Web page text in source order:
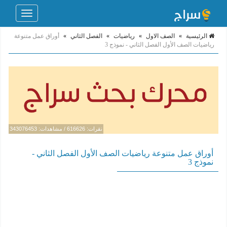
Toggle
الرئيسية » الصف الاول » رياضيات » الفصل الثاني »
أوراق عمل متنوعة
رياضيات الصف الأول الفصل الثاني - نموذج 3
نقرات: 616626 / مشاهدات: 343076453
أوراق عمل متنوعة رياضيات الصف الأول الفصل الثاني -
نموذج 3